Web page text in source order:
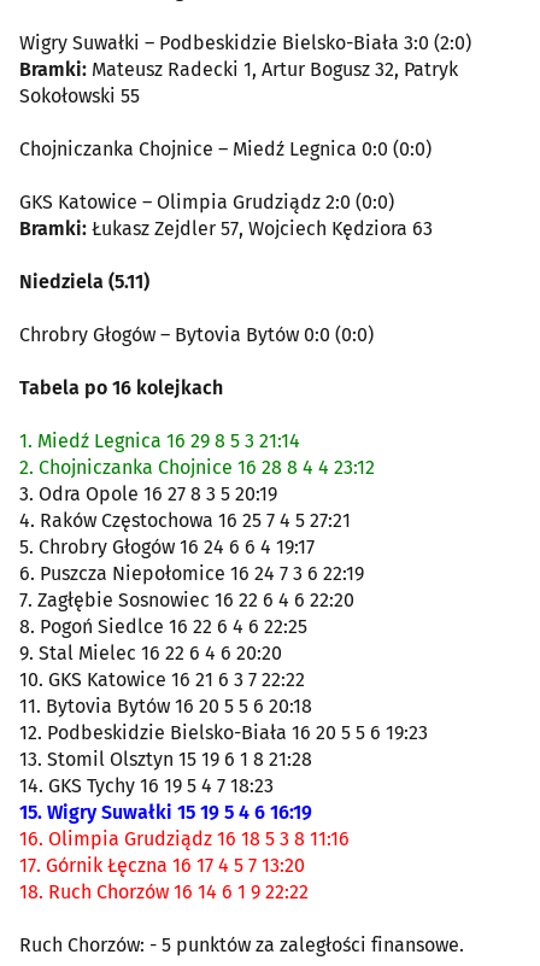
Wigry Suwałki – Podbeskidzie Bielsko-Biała 3:0 (2:0)
Bramki: Mateusz Radecki 1, Artur Bogusz 32, Patryk
Sokołowski 55
Chojniczanka Chojnice – Miedź Legnica 0:0 (0:0)
GKS Katowice – Olimpia Grudziądz 2:0 (0:0)
Bramki: Łukasz Zejdler 57, Wojciech Kędziora 63
Niedziela (5.11)
Chrobry Głogów – Bytovia Bytów 0:0 (0:0)
Tabela po 16 kolejkach
1. Miedź Legnica 16 29 8 5 3 21:14
2. Chojniczanka Chojnice 16 28 8 4 4 23:12
3. Odra Opole 16 27 8 3 5 20:19
4. Raków Częstochowa 16 25 7 4 5 27:21
5. Chrobry Głogów 16 24 6 6 4 19:17
6. Puszcza Niepołomice 16 24 7 3 6 22:19
7. Zagłębie Sosnowiec 16 22 6 4 6 22:20
8. Pogoń Siedlce 16 22 6 4 6 22:25
9. Stal Mielec 16 22 6 4 6 20:20
10. GKS Katowice 16 21 6 3 7 22:22
11. Bytovia Bytów 16 20 5 5 6 20:18
12. Podbeskidzie Bielsko-Biała 16 20 5 5 6 19:23
13. Stomil Olsztyn 15 19 6 1 8 21:28
14. GKS Tychy 16 19 5 4 7 18:23
15. Wigry Suwałki 15 19 5 4 6 16:19
16. Olimpia Grudziądz 16 18 5 3 8 11:16
17. Górnik Łęczna 16 17 4 5 7 13:20
18. Ruch Chorzów 16 14 6 1 9 22:22
Ruch Chorzów: - 5 punktów za zaległości finansowe.